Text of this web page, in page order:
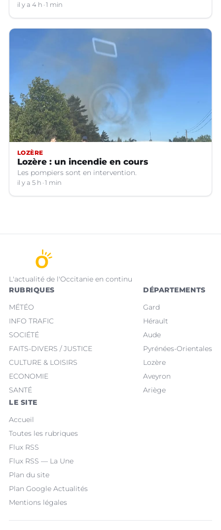
suspecté d'avoir volé le sac d'une cliente.
il y a 4 h 1 min
LOZÈRE
Lozère : un incendie en cours
Les pompiers sont en intervention.
il y a 5 h 1 min
L'actualité de l'Occitanie en continu
RUBRIQUES
MÉTÉO
INFO TRAFIC
SOCIÉTÉ
FAITS-DIVERS / JUSTICE
CULTURE & LOISIRS
ECONOMIE
SANTÉ
DÉPARTEMENTS
Gard
Hérault
Aude
Pyrénées-Orientales
Lozère
Aveyron
Ariège
LE SITE
Accueil
Toutes les rubriques
Flux RSS
Flux RSS — La Une
Plan du site
Plan Google Actualités
Mentions légales